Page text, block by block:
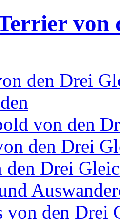
von
den Drei
von den
den Drei
den Drei
von den Drei